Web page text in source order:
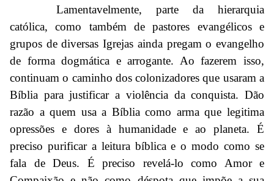
Lamentavelmente, parte da hierarquia
católica, como também de pastores evangélicos e
grupos de diversas Igrejas ainda pregam o evangelho
de forma dogmática e arrogante. Ao fazerem isso,
continuam o caminho dos colonizadores que usaram a
Bíblia para justificar a violência da conquista. Dão
razão a quem usa a Bíblia como arma que legitima
opressões e dores à humanidade e ao planeta. É
preciso purificar a leitura bíblica e o modo como se
fala de Deus. É preciso revelá-lo como Amor e